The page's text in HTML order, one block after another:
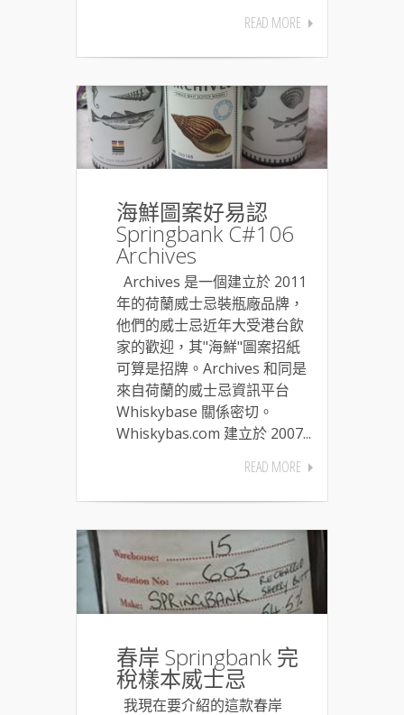
READ MORE
海鮮圖案好易認
Springbank C#106
Archives
Archives 是一個建立於 2011
年的荷蘭威士忌裝瓶廠品牌，
他們的威士忌近年大受港台飲
家的歡迎，其"海鮮"圖案招紙
可算是招牌。Archives 和同是
來自荷蘭的威士忌資訊平台
Whiskybase 關係密切。
Whiskybas.com 建立於 2007...
READ MORE
春岸 Springbank 完
稅樣本威士忌
我現在要介紹的這款春岸